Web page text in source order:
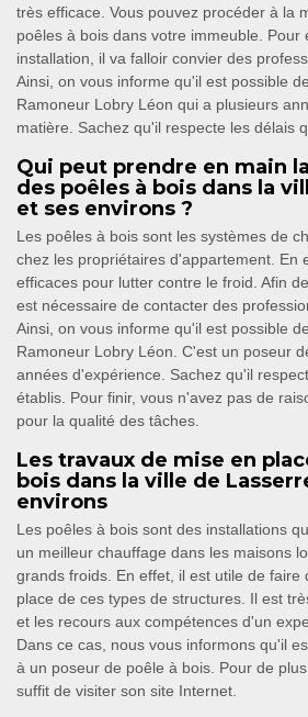
très efficace. Vous pouvez procéder à la
poêles à bois dans votre immeuble. Pour
installation, il va falloir convier des
Ainsi, on vous informe qu'il est possible
Ramoneur Lobry Léon qui a plusieurs
matière. Sachez qu'il respecte les délais
Qui peut prendre en main
des poêles à bois dans la
et ses environs ?
Les poêles à bois sont les systèmes de
chez les propriétaires d'appartement. En
efficaces pour lutter contre le froid. Afin
est nécessaire de contacter des
Ainsi, on vous informe qu'il est possible
Ramoneur Lobry Léon. C'est un poseur
années d'expérience. Sachez qu'il
établis. Pour finir, vous n'avez pas de
pour la qualité des tâches.
Les travaux de mise en
bois dans la ville de
environs
Les poêles à bois sont des installations
un meilleur chauffage dans les maisons
grands froids. En effet, il est utile de faire
place de ces types de structures. Il est
et les recours aux compétences d'un
Dans ce cas, nous vous informons qu'il
à un poseur de poêle à bois. Pour de
suffit de visiter son site Internet.